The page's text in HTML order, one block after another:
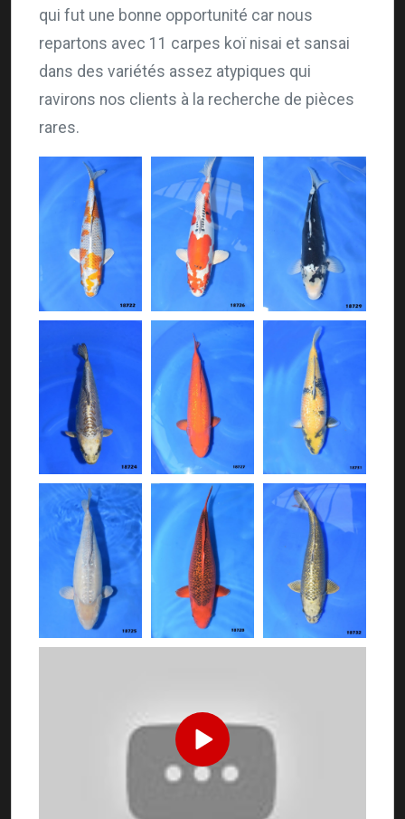
qui fut une bonne opportunité car nous
repartons avec 11 carpes koï nisai et sansai
dans des variétés assez atypiques qui
ravirons nos clients à la recherche de pièces
rares.